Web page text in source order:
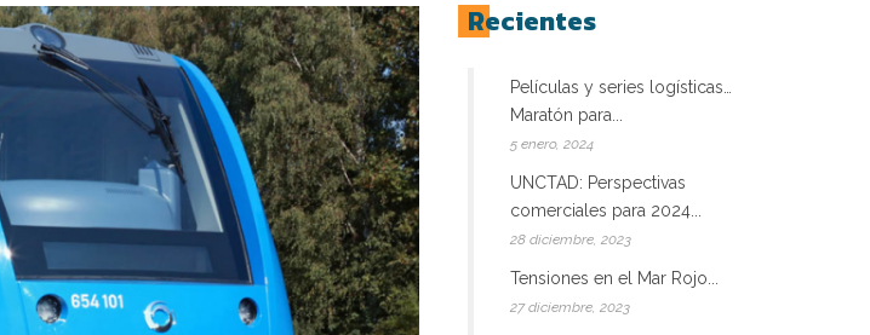
Recientes
Películas y series logísticas…
Maratón para...
5 enero, 2024
UNCTAD: Perspectivas
comerciales para 2024...
28 diciembre, 2023
Tensiones en el Mar Rojo...
27 diciembre, 2023